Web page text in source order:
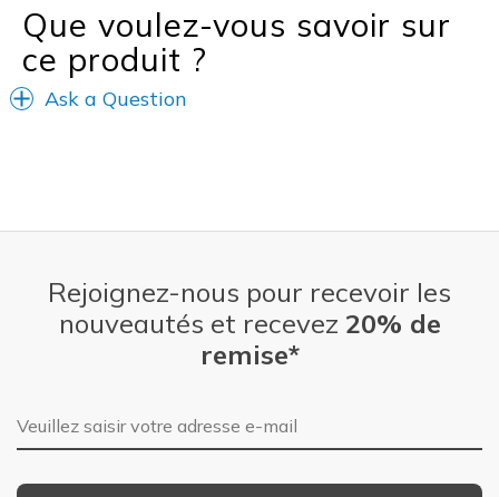
Width
Sizing
Feels half size too small
View On Shoes
Shoes are for Wearing
Que voulez-vous savoir sur
ce produit ?
Ask a Question
Rejoignez-nous pour recevoir les
nouveautés et recevez 20% de
remise*
Adresse e-mail